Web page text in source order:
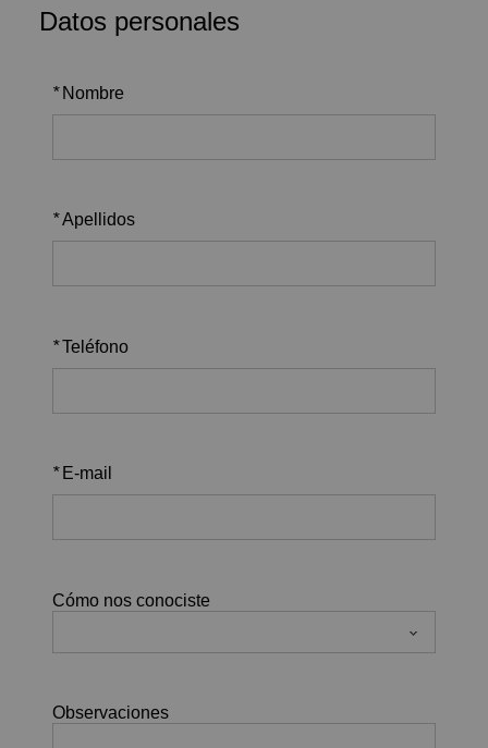
Datos personales
* Nombre
*Apellidos
*Teléfono
* E-mail
Cómo nos conociste
Observaciones